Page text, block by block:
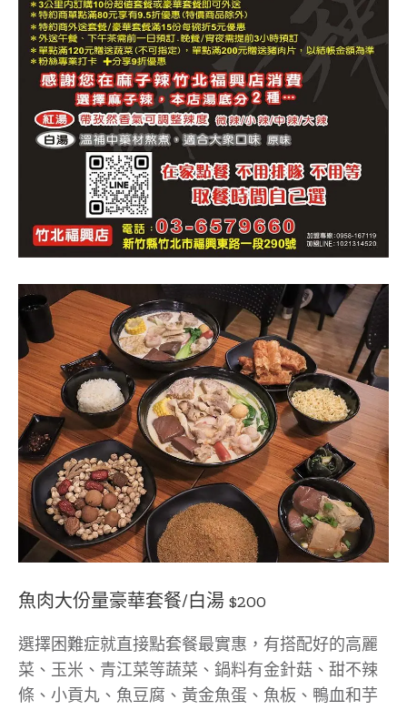
魚肉大份量豪華套餐/白湯 $200
選擇困難症就直接點套餐最實惠，有搭配好的高麗
菜、玉米、青江菜等蔬菜、鍋料有金針菇、甜不辣
條、小貢丸、魚豆腐、黃金魚蛋、魚板、鴨血和芋